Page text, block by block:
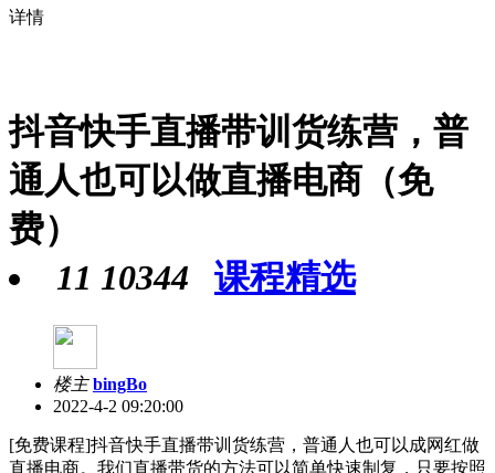
详情
抖音‬快手直播带训货‬练营，普
通人也可以做直播电商（免
费）
11 10344 课程精选
楼主 bingBo
2022-4-2 09:20:00
[免费课程]抖音‬快手直播带训货‬练营，普通人也可以成网红做
直播电商。我们直播带货的方法可以简单快速制复‬，只要按照